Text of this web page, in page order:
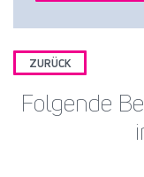
ZURÜCK
Folgende